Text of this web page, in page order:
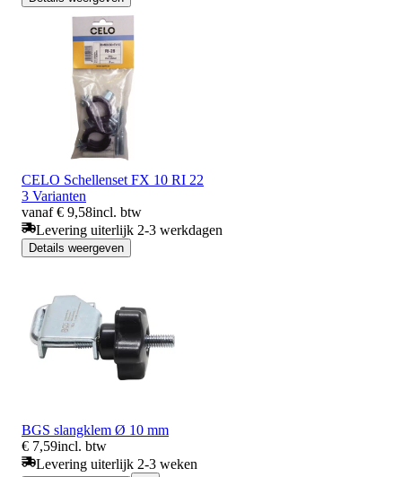
CELO Schellenset FX 10 RI 22
3 Varianten
vanaf € 9,58incl. btw
Levering uiterlijk 2-3 werkdagen
Details weergeven
BGS slangklem Ø 10 mm
€ 7,59incl. btw
Levering uiterlijk 2-3 weken